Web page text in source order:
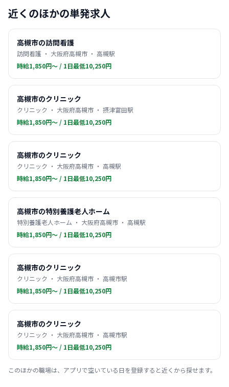
近くのほかの単発求人
高槻市の訪問看護
訪問看護 ・ 大阪府高槻市 ・ 高槻駅
時給1,850円〜 / 1日最低10,250円
高槻市のクリニック
クリニック ・ 大阪府高槻市 ・ 摂津富田駅
時給1,850円〜 / 1日最低10,250円
高槻市のクリニック
クリニック ・ 大阪府高槻市 ・ 高槻駅
時給1,850円〜 / 1日最低10,250円
高槻市の特別養護老人ホーム
特別養護老人ホーム ・ 大阪府高槻市 ・ 高槻駅
時給1,850円〜 / 1日最低10,250円
高槻市のクリニック
クリニック ・ 大阪府高槻市 ・ 高槻市駅
時給1,850円〜 / 1日最低10,250円
高槻市のクリニック
クリニック ・ 大阪府高槻市 ・ 高槻市駅
時給1,850円〜 / 1日最低10,250円
このほかの職場は、アプリで空いている日を登録すると近くから探せます。